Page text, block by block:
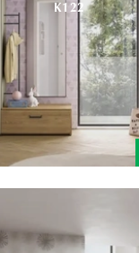
K122